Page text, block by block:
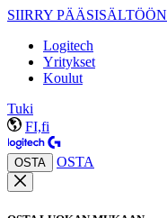
SIIRRY PÄÄSISÄLTÖÖN
Logitech
Yritykset
Koulut
Tuki
FI,fi
OSTA OSTA